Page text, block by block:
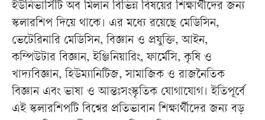
ইউনিভার্সিটি অব মিলান বিভিন্ন বিষয়ের শিক্ষার্থীদের জন্য
স্কলারশিপ দিয়ে থাকে। এর মধ্যে রয়েছে মেডিসিন,
ভেটেরিনারি মেডিসিন, বিজ্ঞান ও প্রযুক্তি, আইন,
কম্পিউটার বিজ্ঞান, ইঞ্জিনিয়ারিং, ফার্মেসি, কৃষি ও
খাদ্যবিজ্ঞান, হিউম্যানিটিজ, সামাজিক ও রাজনৈতিক
বিজ্ঞান এবং ভাষা ও আন্তঃসংস্কৃতিক যোগাযোগ। ইতিপূর্বে
এই স্কলারশিপটি বিশ্বের প্রতিভাবান শিক্ষার্থীদের জন্য বড়